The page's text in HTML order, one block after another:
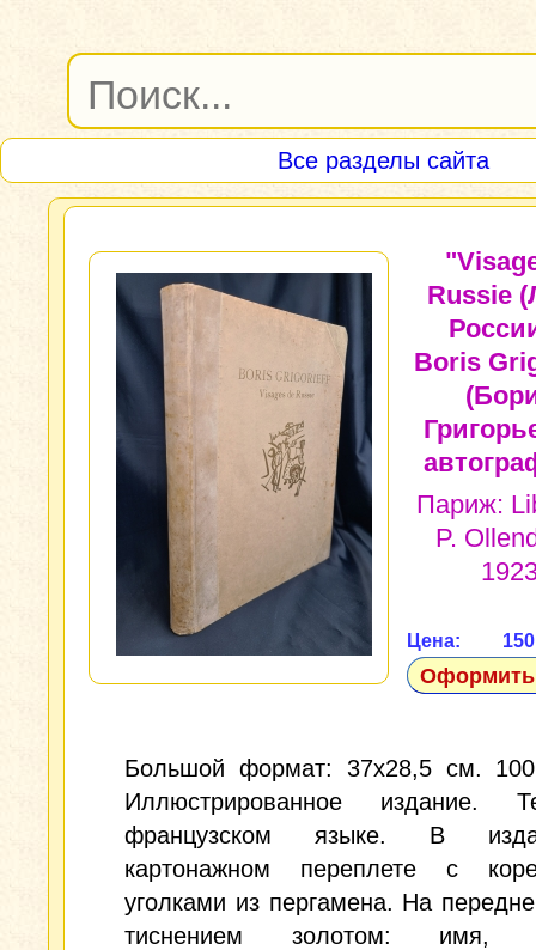
Все разделы сайта
Russie
Boris
Париж:
P.
Цена:
Оформить
Большой формат: 37х28,5 см.
Иллюстрированное издание.
французском языке. В
картонажном переплете с
уголками из пергамена. На
тиснением золотом: имя,